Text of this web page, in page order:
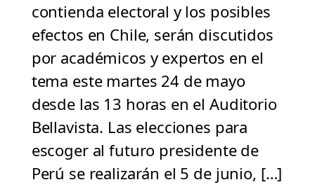
contienda electoral y los posibles
efectos en Chile, serán discutidos
por académicos y expertos en el
tema este martes 24 de mayo
desde las 13 horas en el Auditorio
Bellavista. Las elecciones para
escoger al futuro presidente de
Perú se realizarán el 5 de junio, […]